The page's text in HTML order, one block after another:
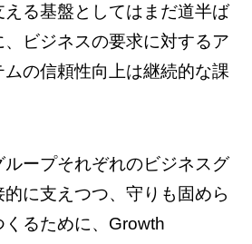
る基盤としてはまだ道半ば
ビジネスの要求に対するア
の信頼性向上は継続的な課
ープそれぞれのビジネスグ
に支えつつ、守りも固めら
るために、Growth